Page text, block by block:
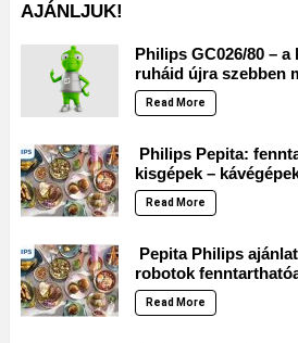
AJÁNLJUK!
Philips GC026/80 –
ruháid újra szebben
Read More
Philips Pepita:
kisgépek –
Read More
Pepita Philips
robotok
Read More